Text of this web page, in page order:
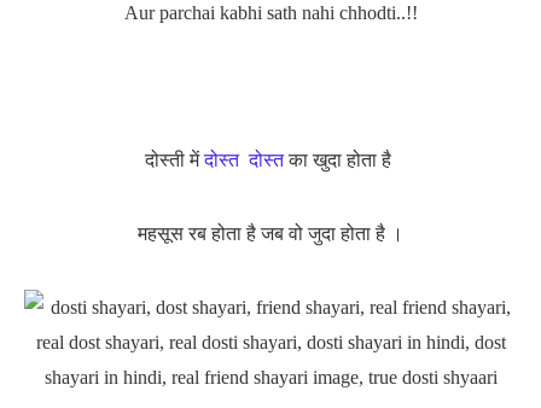
Aur parchai kabhi sath nahi chhodti..!!
दोस्ती मेंदोस्त दोस्तका खुदा होता है
महसूस रब होता है जब वो जुदा होता है ।